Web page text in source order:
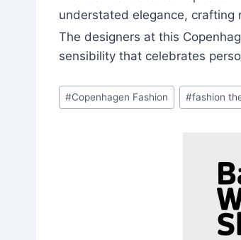
understated elegance,
The designers at this
sensibility that celebrates
Post
Tags:
#Copenhagen Fashion #fashion